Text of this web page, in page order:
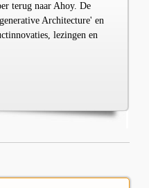
terug naar Ahoy. De
Architecture' en
lezingen en